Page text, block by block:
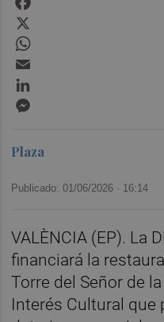
Plaza
Publicado: 01/06/2026 · 16:14
VALÈNCIA (EP). La
financiará la
Torre del Señor de
Interés Cultural que